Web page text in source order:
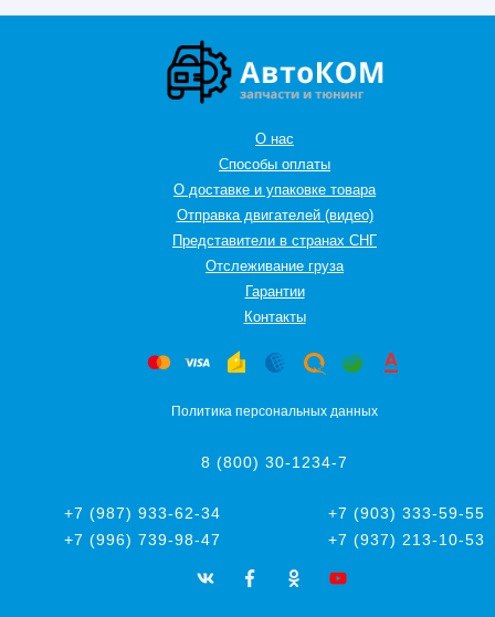
О нас
Способы оплаты
О доставке и упаковке товара
Отправка двигателей (видео)
Представители в странах СНГ
Oтслеживание груза
Гарантии
Контакты
Политика персональных данных
8 (800) 30-1234-7
+7 (987) 933-62-34
+7 (903) 333-59-55
+7 (996) 739-98-47
+7 (937) 213-10-53